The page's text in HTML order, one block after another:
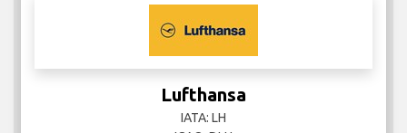
Lufthansa
IATA: LH